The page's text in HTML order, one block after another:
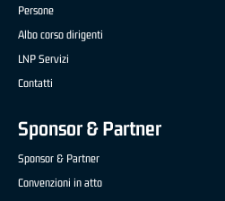
Persone
Albo corso dirigenti
LNP Servizi
Contatti
Sponsor & Partner
Sponsor & Partner
Convenzioni in atto